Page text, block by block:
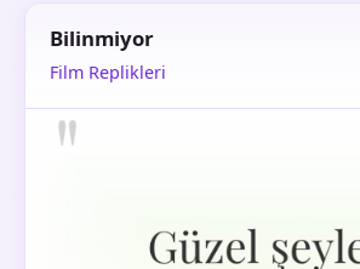
Bilinmiyor
Film Replikleri